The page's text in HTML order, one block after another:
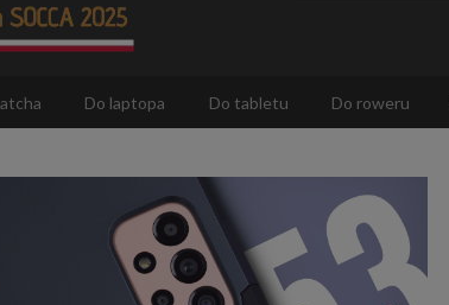
Do laptopa Do tabletu Do roweru